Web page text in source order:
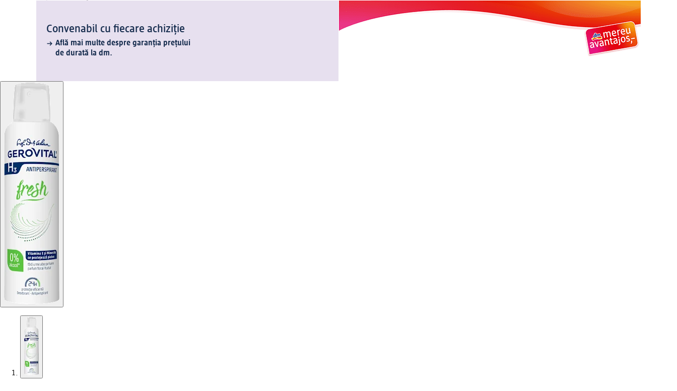
Convenabil cu fiecare achiziție
Află mai multe despre garanția prețului
de durată la dm.